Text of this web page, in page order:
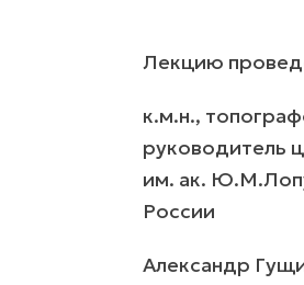
Лекцию
к.м.н.,
руководитель
им. ак.
России
Александр